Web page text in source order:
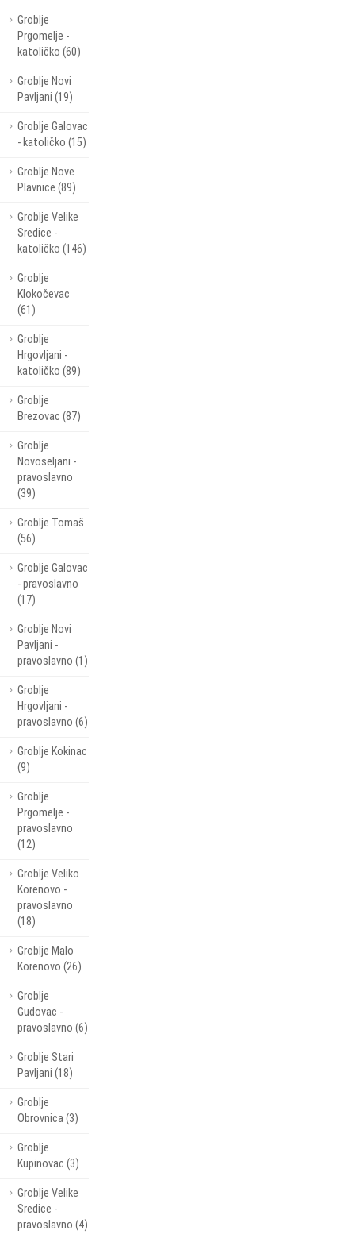
Groblje
Prgomelje -
katoličko (60)
Groblje Novi
Pavljani (19)
Groblje Galovac
- katoličko (15)
Groblje Nove
Plavnice (89)
Groblje Velike
Sredice -
katoličko (146)
Groblje
Klokočevac
(61)
Groblje
Hrgovljani -
katoličko (89)
Groblje
Brezovac (87)
Groblje
Novoseljani -
pravoslavno
(39)
Groblje Tomaš
(56)
Groblje Galovac
- pravoslavno
(17)
Groblje Novi
Pavljani -
pravoslavno (1)
Groblje
Hrgovljani -
pravoslavno (6)
Groblje Kokinac
(9)
Groblje
Prgomelje -
pravoslavno
(12)
Groblje Veliko
Korenovo -
pravoslavno
(18)
Groblje Malo
Korenovo (26)
Groblje
Gudovac -
pravoslavno (6)
Groblje Stari
Pavljani (18)
Groblje
Obrovnica (3)
Groblje
Kupinovac (3)
Groblje Velike
Sredice -
pravoslavno (4)